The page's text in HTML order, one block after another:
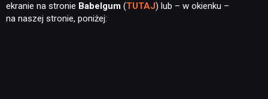
ekranie na stronie Babelgum (TUTAJ) lub – w okienku –
na naszej stronie, poniżej: